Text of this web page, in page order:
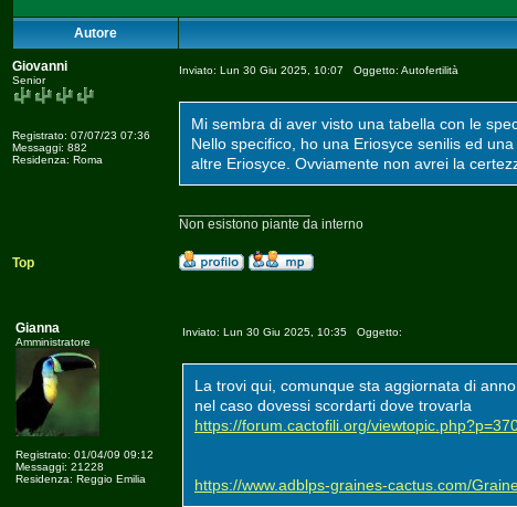
Autore
Giovanni
Senior
Registrato: 07/07/23 07:36
Messaggi: 882
Residenza: Roma
Inviato: Lun 30 Giu 2025, 10:07 Oggetto: Autofertilità
Mi sembra di aver visto una tabella con le
Nello specifico, ho una Eriosyce senilis ed
altre Eriosyce. Ovviamente non avrei la
Non esistono piante da interno
Top
Gianna
Amministratore
Registrato: 01/04/09 09:12
Messaggi: 21228
Residenza: Reggio Emilia
Inviato: Lun 30 Giu 2025, 10:35 Oggetto:
La trovi qui, comunque sta aggiornata di
nel caso dovessi scordarti dove trovarla
https://forum.cactofili.org/
https://www.adblps-graines-cactus.com/